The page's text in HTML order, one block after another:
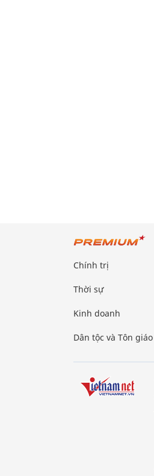
Chính trị
Thời sự
Kinh doanh
Dân tộc và Tôn giáo